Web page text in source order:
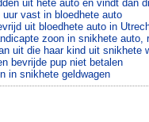
uit hete auto en vindt dan
vast in bloedhete auto
uit bloedhete auto in
zoon in snikhete
uit die haar kind uit snikhete
bevrijde pup niet betalen
in snikhete geldwagen